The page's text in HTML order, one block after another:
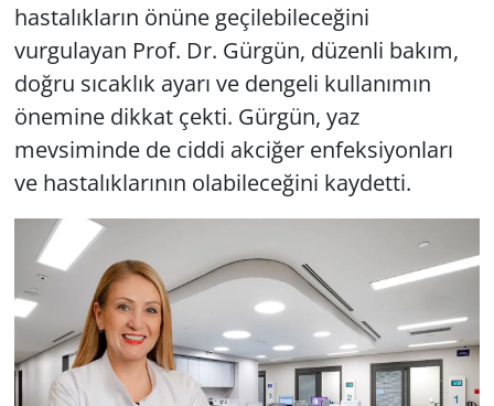
hastalıkların önüne geçilebileceğini
vurgulayan Prof. Dr. Gürgün, düzenli bakım,
doğru sıcaklık ayarı ve dengeli kullanımın
önemine dikkat çekti. Gürgün, yaz
mevsiminde de ciddi akciğer enfeksiyonları
ve hastalıklarının olabileceğini kaydetti.